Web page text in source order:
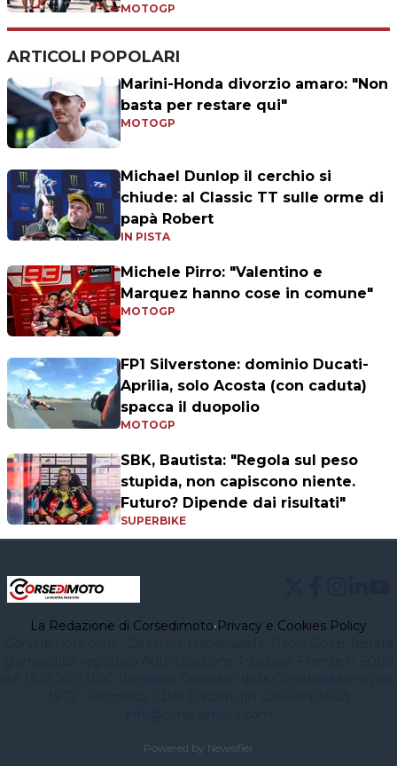
MOTOGP
ARTICOLI POPOLARI
Marini-Honda divorzio amaro: "Non
basta per restare qui"
MOTOGP
Michael Dunlop il cerchio si
chiude: al Classic TT sulle orme di
papà Robert
IN PISTA
Michele Pirro: "Valentino e
Marquez hanno cose in comune"
MOTOGP
FP1 Silverstone: dominio Ducati-
Aprilia, solo Acosta (con caduta)
spacca il duopolio
MOTOGP
SBK, Bautista: "Regola sul peso
stupida, non capiscono niente.
Futuro? Dipende dai risultati"
SUPERBIKE
La Redazione di Corsedimoto•Privacy e Cookies Policy
Powered by Newsifier